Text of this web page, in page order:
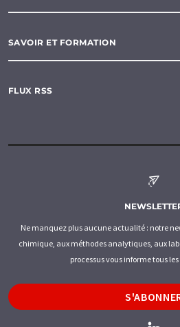
SAVOIR ET FORMATION
FLUX RSS
Ne manquez plus aucune actualité : notre
chimique, aux méthodes analytiques, aux
processus vous informe tous